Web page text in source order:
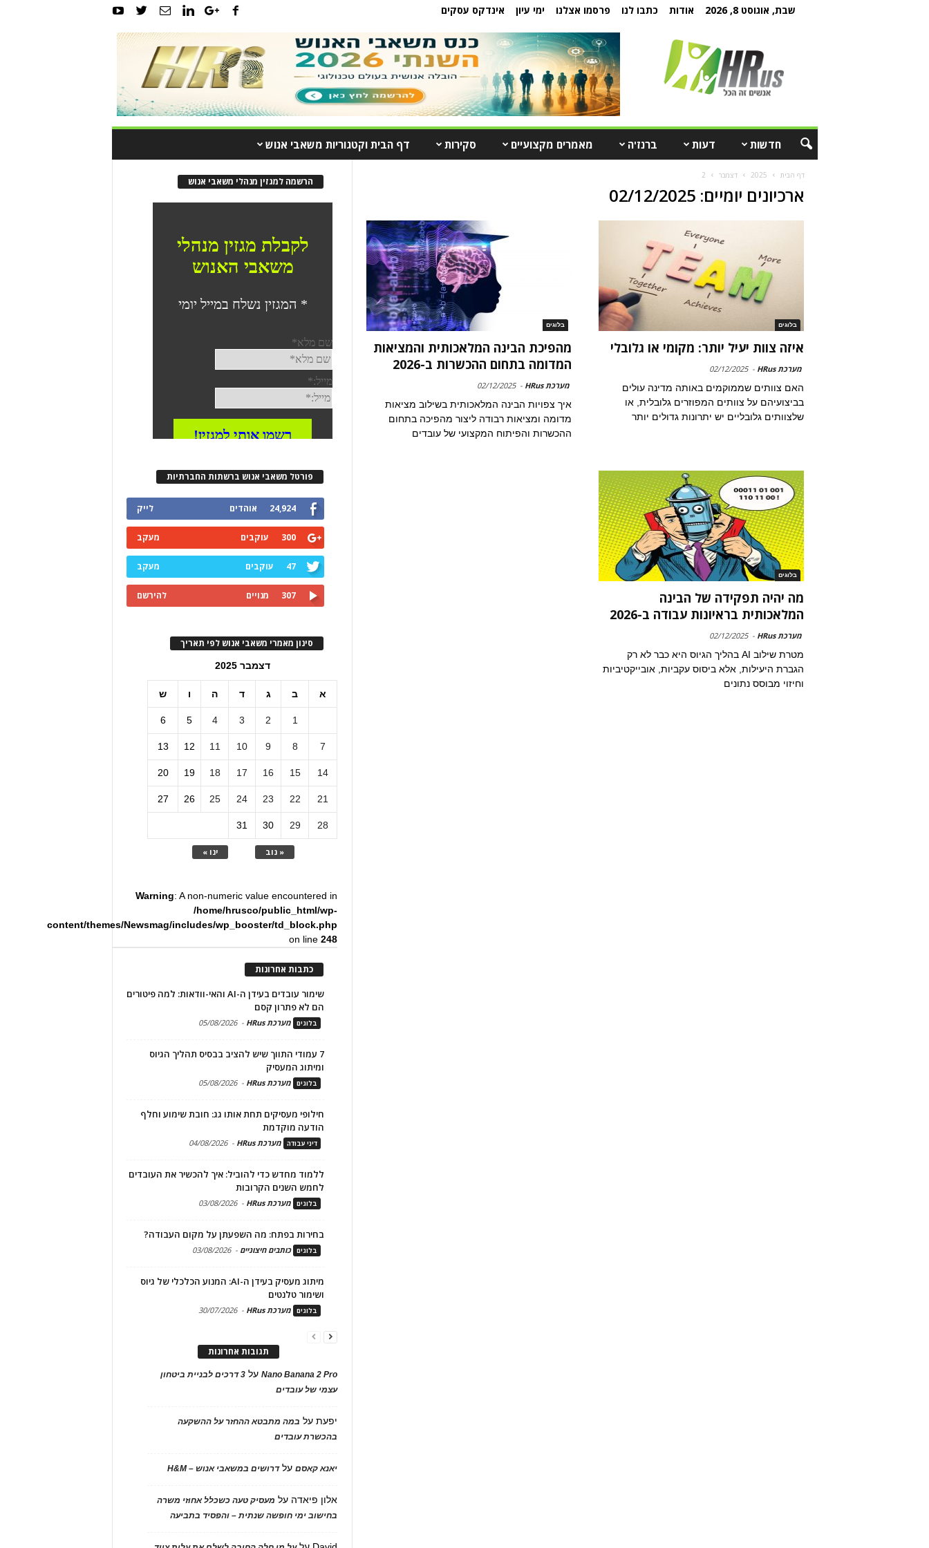
שבת, אוגוסט 8, 2026 אודות כתבו לנו פרסמו אצלנו ימי עיון אינדקס עסקים
חדשות דעות ברנז'ה מאמרים מקצועיים סקירות דף הבית וקטגוריות משאבי אנוש
דף הבית 2025 דצמבר 2
ארכיונים יומיים: 02/12/2025
בלוגים
איזה צוות יעיל יותר: מקומי או גלובלי
מערכת HRus -
02/12/2025
האם צוותים שממוקמים באותה מדינה עולים
בביצועיהם על צוותים המפוזרים גלובלית, או
שלצוותים גלובליים יש יתרונות גדולים יותר
בלוגים
מהפיכת הבינה המלאכותית והמציאות
המדומה בתחום ההכשרות ב-2026
מערכת HRus -
02/12/2025
איך צפויות הבינה המלאכותית בשילוב מציאות
מדומה ומציאות רבודה ליצור מהפיכה בתחום
ההכשרות והפיתוח המקצועי של עובדים
בלוגים
מה יהיה תפקידה של הבינה
המלאכותית בראיונות עבודה ב-2026
מערכת HRus -
02/12/2025
מטרת שילוב AI בהליך הגיוס היא כבר לא רק
הגברת היעילות, אלא ביסוס עקביות, אובייקטיביות
וחיזוי מבוסס נתונים
הרשמה למגזין מנהלי משאבי אנוש
פורטל משאבי אנוש ברשתות החברתיות
24,924 אוהדים לייק
300 עוקבים מעקב
47 עוקבים מעקב
307 מנויים להירשם
סינון מאמרי משאבי אנוש לפי תאריך
דצמבר 2025
א ב ג ד ה ו ש
« נוב ינו »
1
2
3
4
5
6
7
8
9
10
11
12
13
14
15
16
17
18
19
20
21
22
23
24
25
26
27
28
29
30
31
Warning: A non-numeric value encountered in
/home/hrusco/public_html/wp-
content/themes/Newsmag/includes/wp_booster/td_block.php
on line248
כתבות אחרונות
שימור עובדים בעידן ה-AI והאי-וודאות: למה פיטורים
הם לא פתרון קסם
בלוגים מערכת HRus -
05/08/2026
7 עמודי התווך שיש להציב בבסיס תהליך הגיוס
ומיתוג המעסיק
בלוגים מערכת HRus -
05/08/2026
חילופי מעסיקים תחת אותו גג: חובת שימוע וחלף
הודעה מוקדמת
דיני עבודה מערכת HRus -
04/08/2026
ללמוד מחדש כדי להוביל: איך להכשיר את העובדים
לחמש השנים הקרובות
בלוגים מערכת HRus -
03/08/2026
בחירות בפתח: מה השפעתן על מקום העבודה?
בלוגים כותבים חיצוניים -
03/08/2026
מיתוג מעסיק בעידן ה-AI: המנוע הכלכלי של גיוס
ושימור טלנטים
בלוגים מערכת HRus -
30/07/2026
תגובות אחרונות
Nano Banana 2 Proעל
3 דרכים לבניית ביטחון
עצמי של עובדים
יפעתעל במה מתבטא ההחזר על ההשקעה
בהכשרת עובדים
יאנא קאסםעלדרושים במשאבי אנוש – H&M
אלון פיאדה על מעסיק טעה כשכלל אחוזי משרה
בחישוב ימי חופשה שנתית – והפסיד בתביעה